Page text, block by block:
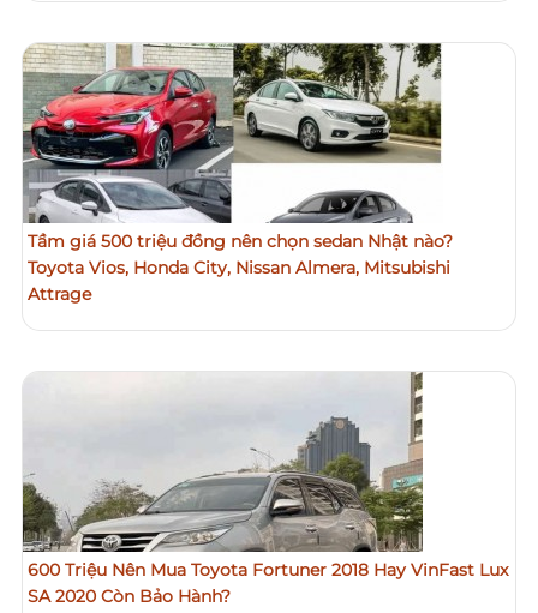
Tầm giá 500 triệu đồng nên chọn sedan Nhật nào?
Toyota Vios, Honda City, Nissan Almera, Mitsubishi
Attrage
600 Triệu Nên Mua Toyota Fortuner 2018 Hay VinFast Lux
SA 2020 Còn Bảo Hành?